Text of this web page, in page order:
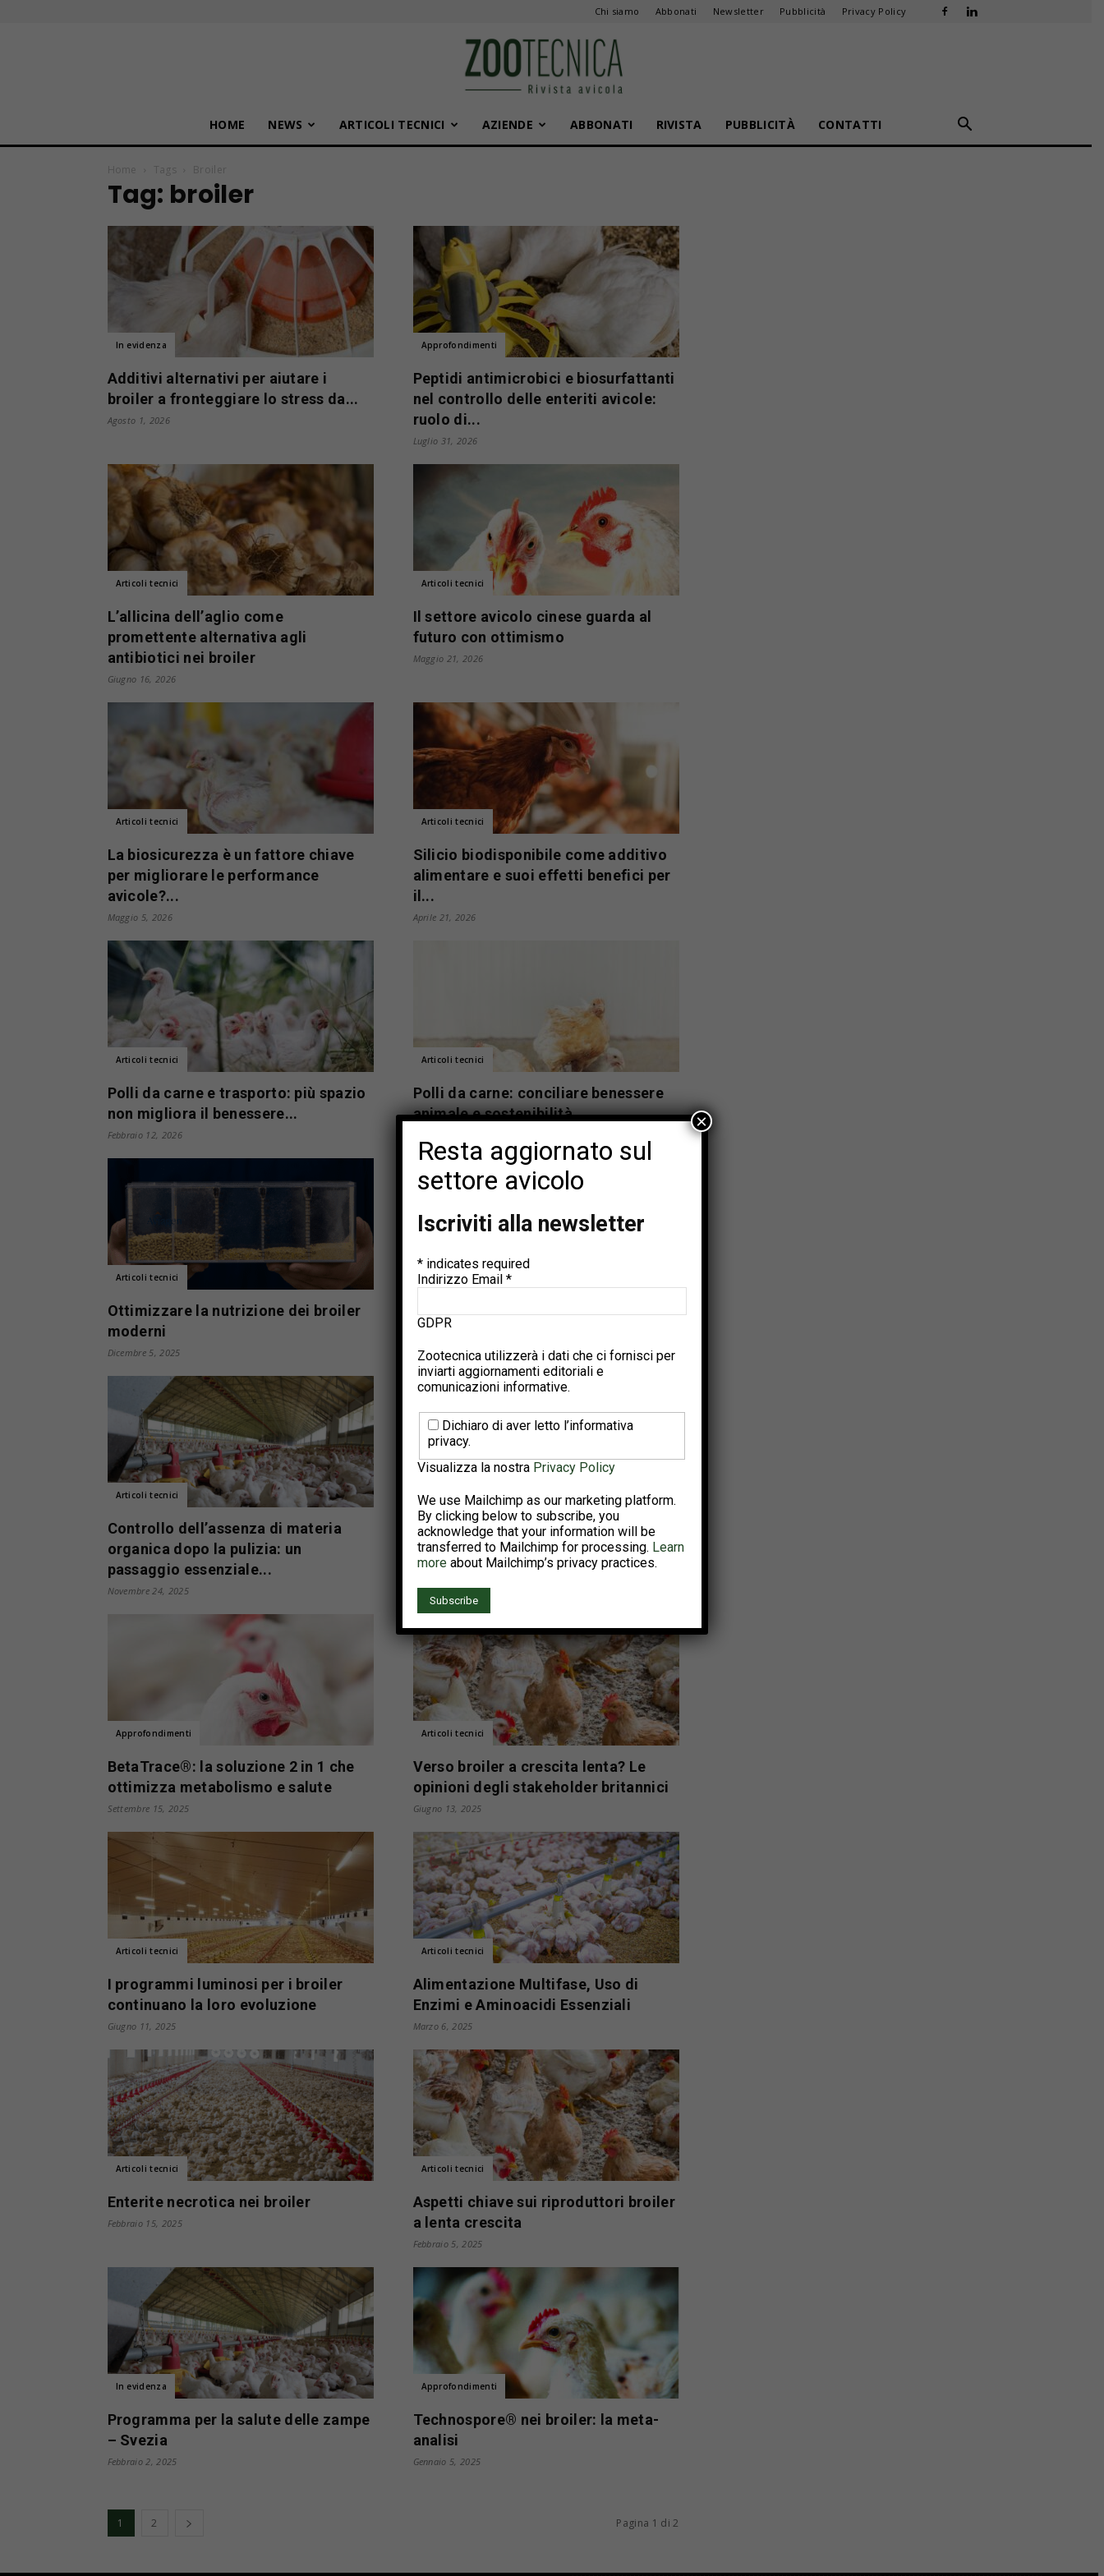
Chi siamo Abbonati Newsletter Pubblicità Privacy Policy
HOME NEWS ARTICOLI TECNICI AZIENDE ABBONATI RIVISTA PUBBLICITÀ CONTATTI
Home Tags Broiler
Tag: broiler
In evidenza
Additivi alternativi per aiutare i
broiler a fronteggiare lo stress da...
Agosto 1, 2026
Approfondimenti
Peptidi antimicrobici e biosurfattanti
nel controllo delle enteriti avicole:
ruolo di...
Luglio 31, 2026
Articoli tecnici
L’allicina dell’aglio come
promettente alternativa agli
antibiotici nei broiler
Giugno 16, 2026
Articoli tecnici
Il settore avicolo cinese guarda al
futuro con ottimismo
Maggio 21, 2026
Articoli tecnici
La biosicurezza è un fattore chiave
per migliorare le performance
avicole?...
Maggio 5, 2026
Articoli tecnici
Silicio biodisponibile come additivo
alimentare e suoi effetti benefici per
il...
Aprile 21, 2026
Articoli tecnici
Polli da carne e trasporto: più spazio
non migliora il benessere...
Febbraio 12, 2026
Articoli tecnici
Polli da carne: conciliare benessere
animale e sostenibilità
Articoli tecnici
Ottimizzare la nutrizione dei broiler
moderni
Dicembre 5, 2025
Articoli tecnici
Aggiornamento DG AGRI: andamento
del mercato avicolo UE
Novembre 26, 2025
Articoli tecnici
Controllo dell’assenza di materia
organica dopo la pulizia: un
passaggio essenziale...
Novembre 24, 2025
Articoli tecnici
Carni avicole più sostenibili:
strategie pratiche per ridurre
l’impatto ambientale delle...
Ottobre 14, 2025
Approfondimenti
BetaTrace®: la soluzione 2 in 1 che
ottimizza metabolismo e salute
Settembre 15, 2025
Articoli tecnici
Verso broiler a crescita lenta? Le
opinioni degli stakeholder britannici
Giugno 13, 2025
Articoli tecnici
I programmi luminosi per i broiler
continuano la loro evoluzione
Giugno 11, 2025
Articoli tecnici
Alimentazione Multifase, Uso di
Enzimi e Aminoacidi Essenziali
Marzo 6, 2025
Articoli tecnici
Enterite necrotica nei broiler
Febbraio 15, 2025
Articoli tecnici
Aspetti chiave sui riproduttori broiler
a lenta crescita
Febbraio 5, 2025
In evidenza
Programma per la salute delle zampe
– Svezia
Febbraio 2, 2025
Approfondimenti
Technospore® nei broiler: la meta-
analisi
Gennaio 5, 2025
1 2 Pagina 1 di 2
Resta aggiornato sul
settore avicolo
Iscriviti alla newsletter
* indicates required
Indirizzo Email *
GDPR
Zootecnica utilizzerà i dati che ci fornisci per
inviarti aggiornamenti editoriali e
comunicazioni informative.
Dichiaro di aver letto l’informativa
privacy.
Visualizza la nostra Privacy Policy
We use Mailchimp as our marketing platform.
By clicking below to subscribe, you
acknowledge that your information will be
transferred to Mailchimp for processing. Learn
more about Mailchimp’s privacy practices.
×